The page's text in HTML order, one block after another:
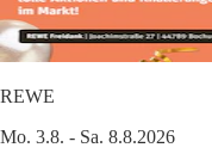
REWE
Mo. 3.8. - Sa. 8.8.2026